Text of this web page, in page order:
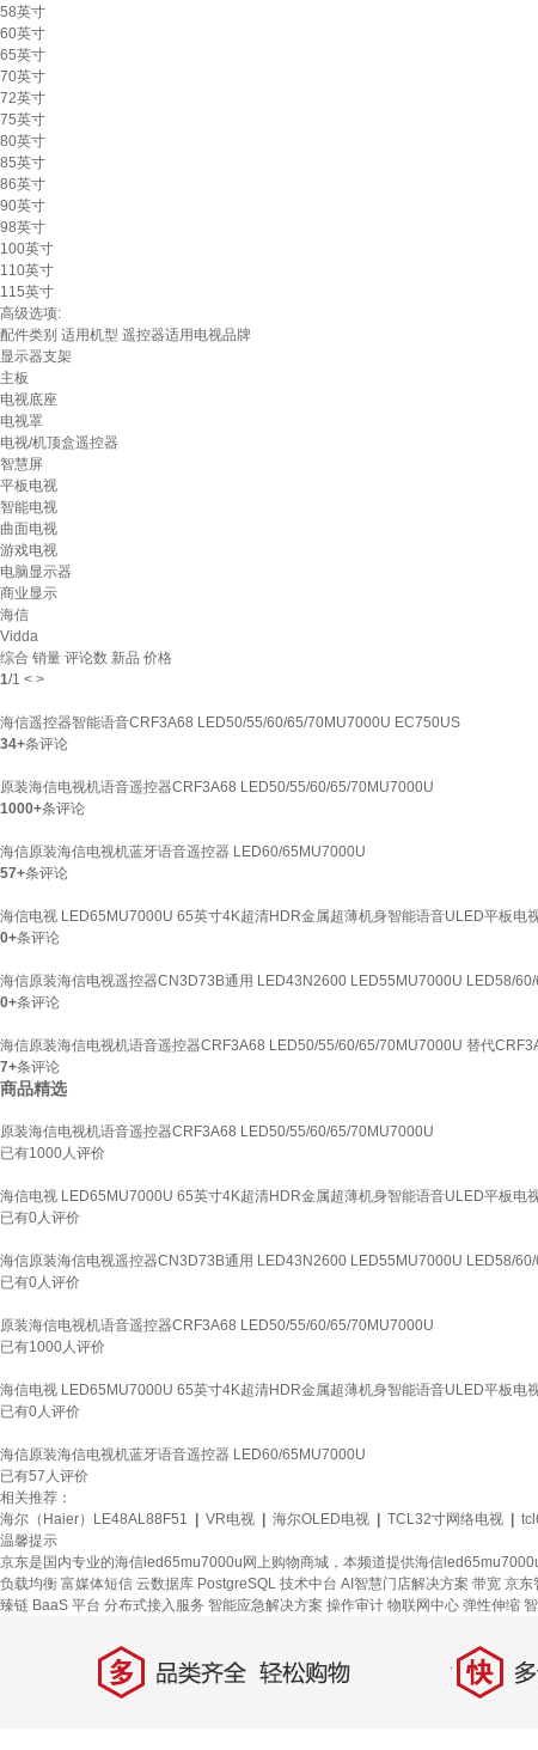
58英寸
60英寸
65英寸
70英寸
72英寸
75英寸
80英寸
85英寸
86英寸
90英寸
98英寸
100英寸
110英寸
115英寸
高级选项:
配件类别 适用机型 遥控器适用电视品牌
显示器支架
主板
电视底座
电视罩
电视/机顶盒遥控器
智慧屏
平板电视
智能电视
曲面电视
游戏电视
电脑显示器
商业显示
海信
Vidda
综合 销量 评论数 新品 价格
1/1 < >
海信遥控器智能语音CRF3A68 LED50/55/60/65/70MU7000U EC750US
34+条评论
原装海信电视机语音遥控器CRF3A68 LED50/55/60/65/70MU7000U
1000+条评论
海信原装海信电视机蓝牙语音遥控器 LED60/65MU7000U
57+条评论
海信电视 LED65MU7000U 65英寸4K超清HDR金属超薄机身智能语音ULED平板电
0+条评论
海信原装海信电视遥控器CN3D73B通用 LED43N2600 LED55MU7000U LED58/
0+条评论
海信原装海信电视机语音遥控器CRF3A68 LED50/55/60/65/70MU7000U 替代
7+条评论
商品精选
原装海信电视机语音遥控器CRF3A68 LED50/55/60/65/70MU7000U
已有1000人评价
海信电视 LED65MU7000U 65英寸4K超清HDR金属超薄机身智能语音ULED平板电
已有0人评价
海信原装海信电视遥控器CN3D73B通用 LED43N2600 LED55MU7000U LED58/
已有0人评价
原装海信电视机语音遥控器CRF3A68 LED50/55/60/65/70MU7000U
已有1000人评价
海信电视 LED65MU7000U 65英寸4K超清HDR金属超薄机身智能语音ULED平板电
已有0人评价
海信原装海信电视机蓝牙语音遥控器 LED60/65MU7000U
已有57 人评价
相关推荐：
海尔（Haier）LE48AL88F51
VR电视 海尔OLED电视 TCL32寸网络电视
温馨提示
京东是国内专业的海信led65mu7000u网上购物商城，本频道提供海信
负载均衡 富媒体短信 云数据库 PostgreSQL 技术中台 AI智慧门店解决方案 带宽 京东
臻链 BaaS 平台 分布式接入服务 智能应急解决方案 操作审计 物联网中心 弹性伸缩
多 品类齐全，轻松购物 快 多